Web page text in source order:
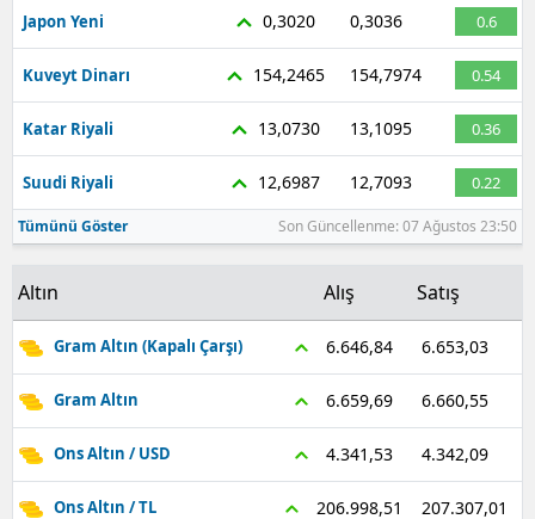
Malatya
Manisa
Kahramanmaraş
Muğla
Nevşehir
Niğde
Ordu
Rize
Sakarya
Japon Yeni 0,3020 0,3036 0.6
Kuveyt Dinarı 154,2465 154,7974 0.54
Katar Riyali 13,0730 13,1095 0.36
Suudi Riyali 12,6987 12,7093 0.22
Tümünü Göster Son Güncellenme: 07 Ağustos 23:50
Altın Alış Satış
Gram Altın (Kapalı Çarşı) 6.646,84 6.653,03
Gram Altın 6.659,69 6.660,55
Ons Altın / USD 4.341,53 4.342,09
Ons Altın / TL 206.998,51 207.307,01